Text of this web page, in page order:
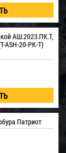
АШ.2023.ПК.Т,
ASH-20-PK-T)
Патриот